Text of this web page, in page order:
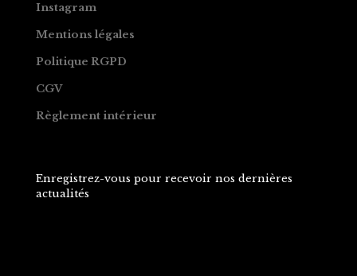
Instagram
Mentions légales
Politique RGPD
CGV
Règlement intérieur
Enregistrez-vous pour recevoir nos dernières
actualités